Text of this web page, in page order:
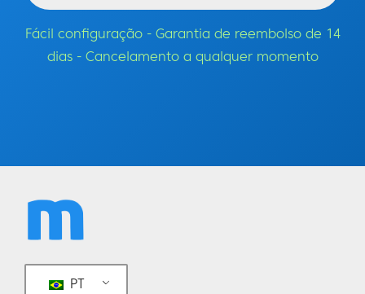
Fácil configuração - Garantia de reembolso de 14
dias - Cancelamento a qualquer momento
PT